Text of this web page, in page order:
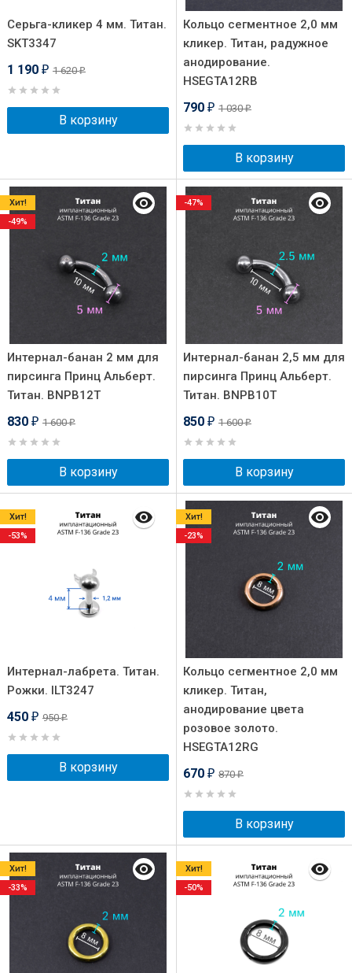
Серьга-кликер 4 мм. Титан.
SKT3347
1 190 ₽ 1 620₽
В корзину
Кольцо сегментное 2,0 мм
кликер. Титан, радужное
анодирование.
HSEGTA12RB
790 ₽ 1 030₽
В корзину
Интернал-банан 2 мм для
пирсинга Принц Альберт.
Титан. BNPB12T
830 ₽ 1 600₽
В корзину
Хит!
-49%
Интернал-банан 2,5 мм для
пирсинга Принц Альберт.
Титан. BNPB10T
850 ₽ 1 600₽
В корзину
-47%
Интернал-лабрета. Титан.
Рожки. ILT3247
450 ₽ 950₽
В корзину
Хит!
-53%
Кольцо сегментное 2,0 мм
кликер. Титан,
анодирование цвета
розовое золото.
HSEGTA12RG
670 ₽ 870₽
В корзину
Хит!
-23%
Хит!
-33%
Хит!
-50%